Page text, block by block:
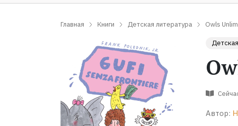
Главная Книги Детская литература Owls
Автор: